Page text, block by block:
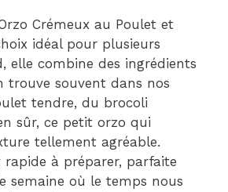
Crémeux au Poulet et
idéal pour plusieurs
elle combine des ingrédients
trouve souvent dans nos
tendre, du brocoli
sûr, ce petit orzo qui
tellement agréable.
rapide à préparer, parfaite
semaine où le temps nous